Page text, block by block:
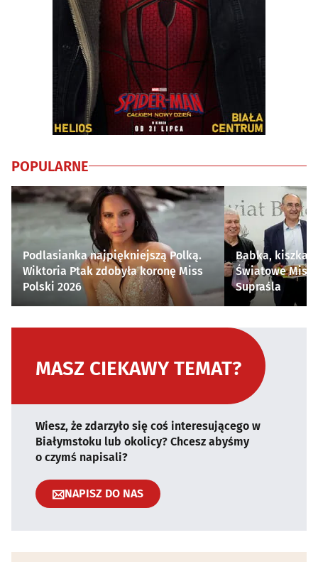
POPULARNE
Podlasianka najpiękniejszą Polką.
Wiktoria Ptak zdobyła koronę Miss
Polski 2026
Babka, kiszka i
Światowe
Supraśla
MASZ CIEKAWY TEMAT?
Wiesz, że zdarzyło się coś interesującego w
Białymstoku lub okolicy? Chcesz abyśmy
o czymś napisali?
NAPISZ DO NAS